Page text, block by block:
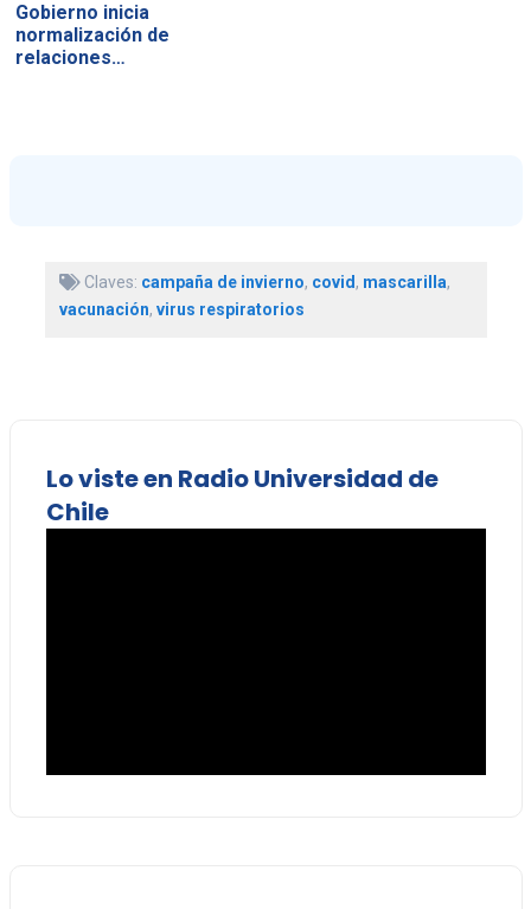
Gobierno inicia
normalización de
relaciones…
Claves: campaña de invierno, covid, mascarilla,
vacunación, virus respiratorios
Lo viste en Radio Universidad de
Chile